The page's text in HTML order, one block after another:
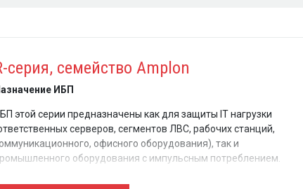
серия, семейство Amplon
ИБП
этой серии предназначены как для защиты IT нагрузки
серверов, сегментов ЛВС, рабочих станций,
офисного оборудования), так и
оборудования с импульсным потреблением.
может использоваться для защиты практически любого